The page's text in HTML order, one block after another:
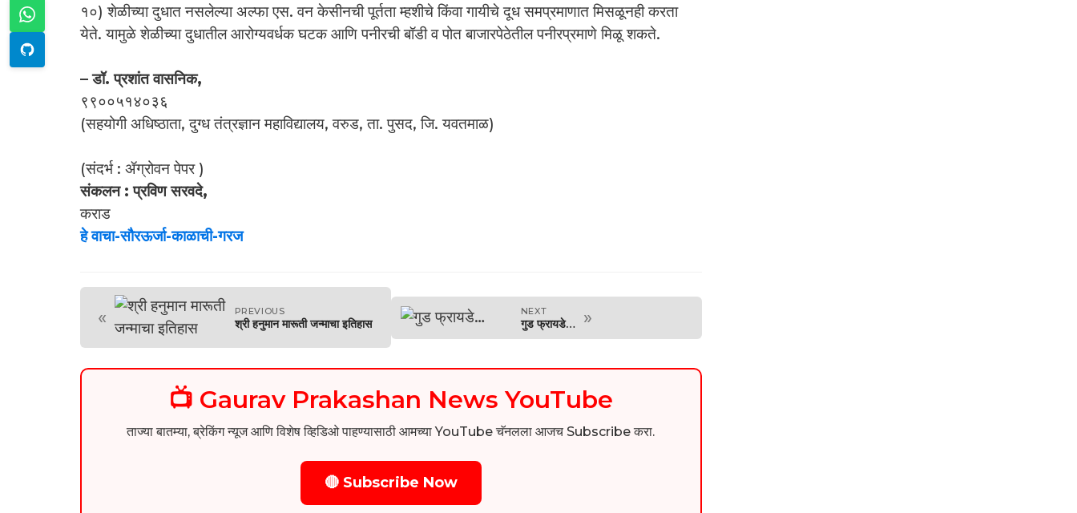
१०) शेळीच्या दुधात नसलेल्या अल्फा एस. वन केसीनची पूर्तता म्हशीचे किंवा गायीचे दूध समप्रमाणात मिसळूनही करता
येते. यामुळे शेळीच्या दुधातील आरोग्यवर्धक घटक आणि पनीरची बॉडी व पोत बाजारपेठेतील पनीरप्रमाणे मिळू शकते.
– डॉ. प्रशांत वासनिक,
९९००५१४०३६
(सहयोगी अधिष्ठाता, दुग्ध तंत्रज्ञान महाविद्यालय, वरुड, ता. पुसद, जि. यवतमाळ)
(संदर्भ : ॲग्रोवन पेपर )
संकलन : प्रविण सरवदे,
कराड
हे वाचा-सौरऊर्जा-काळाची-गरज
« PREVIOUS
श्री हनुमान मारूती जन्माचा इतिहास
NEXT
गुड फ्रायडे… »
📺 Gaurav Prakashan News YouTube
ताज्या बातम्या, ब्रेकिंग न्यूज आणि विशेष व्हिडिओ पाहण्यासाठी आमच्या YouTube चॅनलला आजच Subscribe करा.
🔴 Subscribe Now